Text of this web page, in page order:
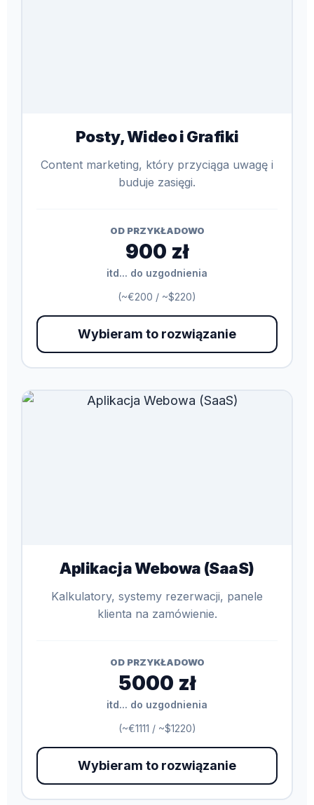
Posty, Wideo i Grafiki
Content marketing, który przyciąga uwagę i
buduje zasięgi.
OD PRZYKŁADOWO
900 zł
itd... do uzgodnienia
(~€200 / ~$220)
Wybieram to rozwiązanie
Aplikacja Webowa (SaaS)
Kalkulatory, systemy rezerwacji, panele
klienta na zamówienie.
OD PRZYKŁADOWO
5000 zł
itd... do uzgodnienia
(~€1111 / ~$1220)
Wybieram to rozwiązanie